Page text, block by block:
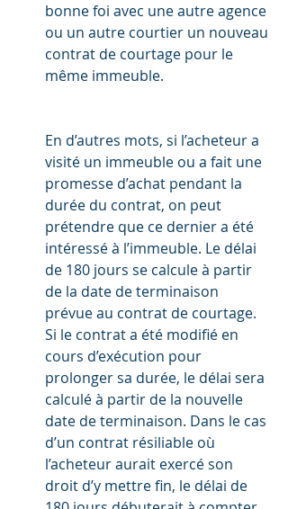
bonne foi avec une autre agence
ou un autre courtier un nouveau
contrat de courtage pour le
même immeuble.
En d’autres mots, si l’acheteur a
visité un immeuble ou a fait une
promesse d’achat pendant la
durée du contrat, on peut
prétendre que ce dernier a été
intéressé à l’immeuble. Le délai
de 180 jours se calcule à partir
de la date de terminaison
prévue au contrat de courtage.
Si le contrat a été modifié en
cours d’exécution pour
prolonger sa durée, le délai sera
calculé à partir de la nouvelle
date de terminaison. Dans le cas
d’un contrat résiliable où
l’acheteur aurait exercé son
droit d’y mettre fin, le délai de